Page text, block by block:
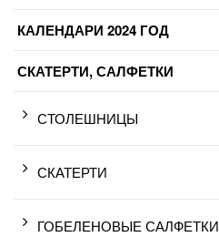
КАЛЕНДАРИ 2024 ГОД
СКАТЕРТИ, САЛФЕТКИ
СТОЛЕШНИЦЫ
СКАТЕРТИ
ГОБЕЛЕНОВЫЕ САЛФЕТКИ